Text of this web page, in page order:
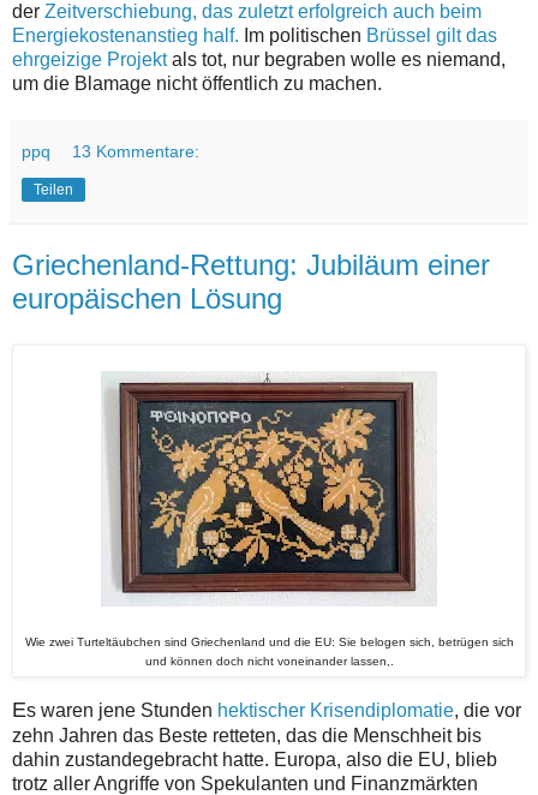
der Zeitverschiebung, das zuletzt erfolgreich auch beim
Energiekostenanstieg half. Im politischen Brüssel gilt das
ehrgeizige Projektals tot, nur begraben wolle es niemand,
um die Blamage nicht öffentlich zu machen.
ppq 13 Kommentare:
Teilen
Griechenland-Rettung: Jubiläum einer
europäischen Lösung
Wie zwei Turteltäubchen sind Griechenland und die EU: Sie belogen sich, betrügen sich
und können doch nicht voneinander lassen,.
Es waren jene Stunden hektischer Krisendiplomatie, die vor
zehn Jahren das Beste retteten, das die Menschheit bis
dahin zustandegebracht hatte. Europa, also die EU, blieb
trotz aller Angriffe von Spekulanten und Finanzmärkten